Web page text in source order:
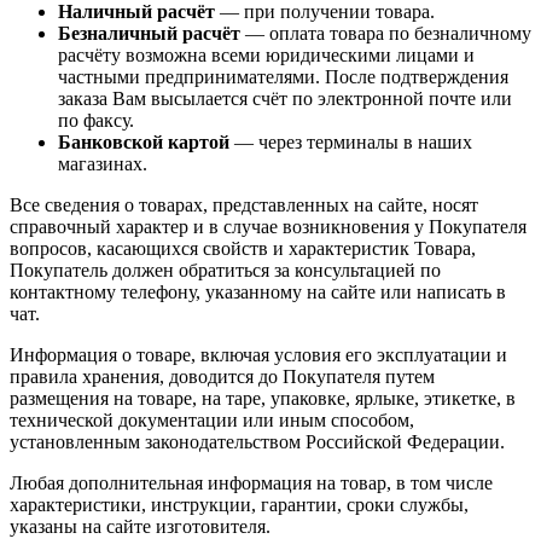
Наличный расчёт — при получении товара.
Безналичный расчёт — оплата товара по безналичному
расчёту возможна всеми юридическими лицами и
частными предпринимателями. После подтверждения
заказа Вам высылается счёт по электронной почте или
по факсу.
Банковской картой — через терминалы в наших
магазинах.
Все сведения о товарах, представленных на сайте, носят
справочный характер и в случае возникновения у Покупателя
вопросов, касающихся свойств и характеристик Товара,
Покупатель должен обратиться за консультацией по
контактному телефону, указанному на сайте или написать в
чат.
Информация о товаре, включая условия его эксплуатации и
правила хранения, доводится до Покупателя путем
размещения на товаре, на таре, упаковке, ярлыке, этикетке, в
технической документации или иным способом,
установленным законодательством Российской Федерации.
Любая дополнительная информация на товар, в том числе
характеристики, инструкции, гарантии, сроки службы,
указаны на сайте изготовителя.